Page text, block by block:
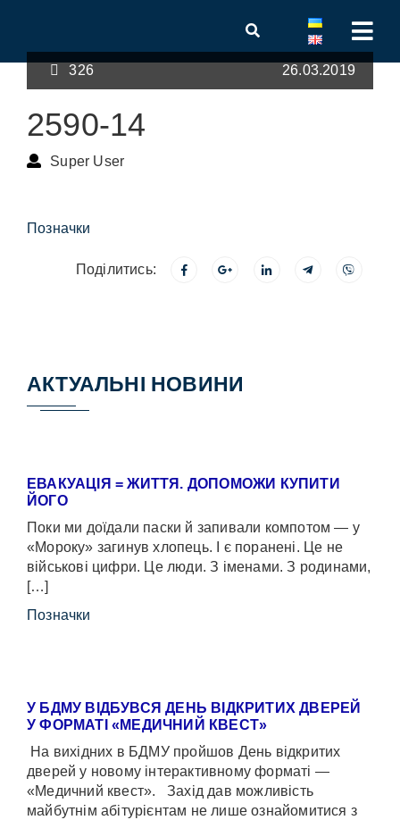
326 26.03.2019
2590-14
Super User
Позначки
Поділитись:
АКТУАЛЬНІ НОВИНИ
ЕВАКУАЦІЯ = ЖИТТЯ. ДОПОМОЖИ КУПИТИ
ЙОГО
Поки ми доїдали паски й запивали компотом — у
«Мороку» загинув хлопець. І є поранені. Це не
військові цифри. Це люди. З іменами. З родинами,
[…]
Позначки
У БДМУ ВІДБУВСЯ ДЕНЬ ВІДКРИТИХ ДВЕРЕЙ
У ФОРМАТІ «МЕДИЧНИЙ КВЕСТ»
На вихідних в БДМУ пройшов День відкритих
дверей у новому інтерактивному форматі —
«Медичний квест». Захід дав можливість
майбутнім абітурієнтам не лише ознайомитися з